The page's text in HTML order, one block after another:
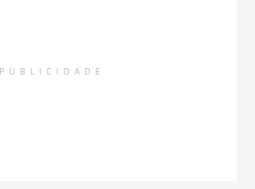
PUBLICIDADE